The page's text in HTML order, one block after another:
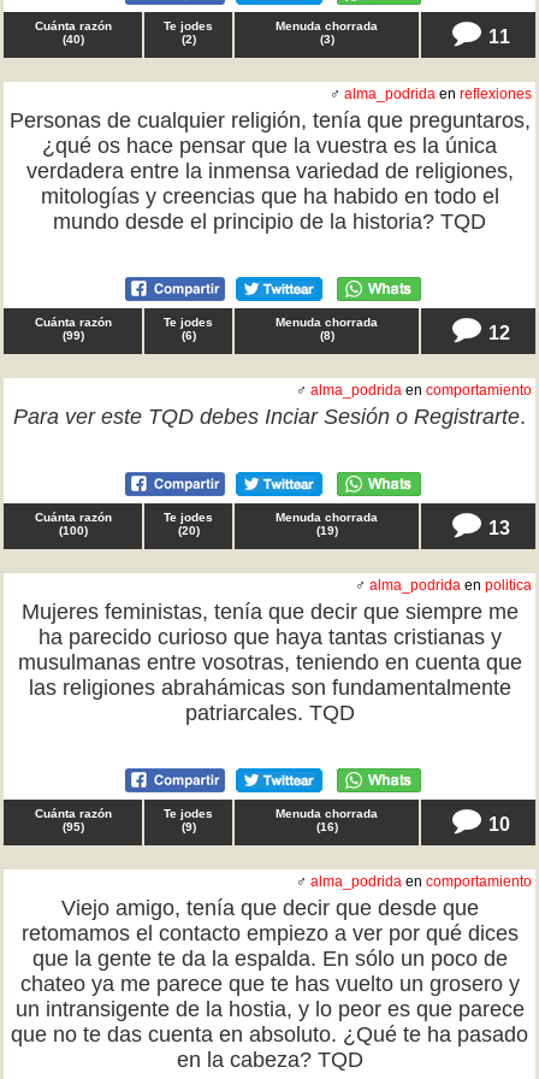
Cuánta razón
(40)
Te jodes
(2)
Menuda chorrada
(3) 11
♂ alma_podrida en reflexiones
Personas de cualquier religión, tenía que preguntaros,
¿qué os hace pensar que la vuestra es la única
verdadera entre la inmensa variedad de religiones,
mitologías y creencias que ha habido en todo el
mundo desde el principio de la historia? TQD
Cuánta razón
(99)
Te jodes
(6)
Menuda chorrada
(8) 12
♂ alma_podrida en comportamiento
Para ver este TQD debes Inciar Sesión o Registrarte.
Cuánta razón
(100)
Te jodes
(20)
Menuda chorrada
(19) 13
♂ alma_podrida en politica
Mujeres feministas, tenía que decir que siempre me
ha parecido curioso que haya tantas cristianas y
musulmanas entre vosotras, teniendo en cuenta que
las religiones abrahámicas son fundamentalmente
patriarcales. TQD
Cuánta razón
(95)
Te jodes
(9)
Menuda chorrada
(16) 10
♂ alma_podrida en comportamiento
Viejo amigo, tenía que decir que desde que
retomamos el contacto empiezo a ver por qué dices
que la gente te da la espalda. En sólo un poco de
chateo ya me parece que te has vuelto un grosero y
un intransigente de la hostia, y lo peor es que parece
que no te das cuenta en absoluto. ¿Qué te ha pasado
en la cabeza? TQD